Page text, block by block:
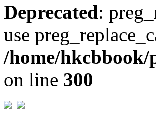
Deprecated:
use
/home/
on line 300